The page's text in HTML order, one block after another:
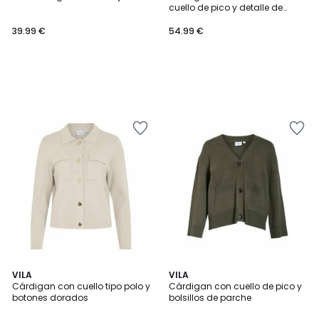
39.99 €
cuello de pico y detalle de
54.99 €
VILA
Cárdigan con cuello tipo polo y
botones dorados
1
/
5
VILA
Cárdigan con cuello de pico y
bolsillos de parche